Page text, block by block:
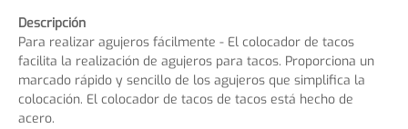
Descripción
Para realizar agujeros fácilmente - El colocador de tacos
facilita la realización de agujeros para tacos. Proporciona un
marcado rápido y sencillo de los agujeros que simplifica la
colocación. El colocador de tacos de tacos está hecho de
acero.